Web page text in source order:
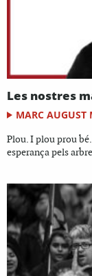
Les nostres
MARC AUGUST
Plou. I plou prou
esperança pels